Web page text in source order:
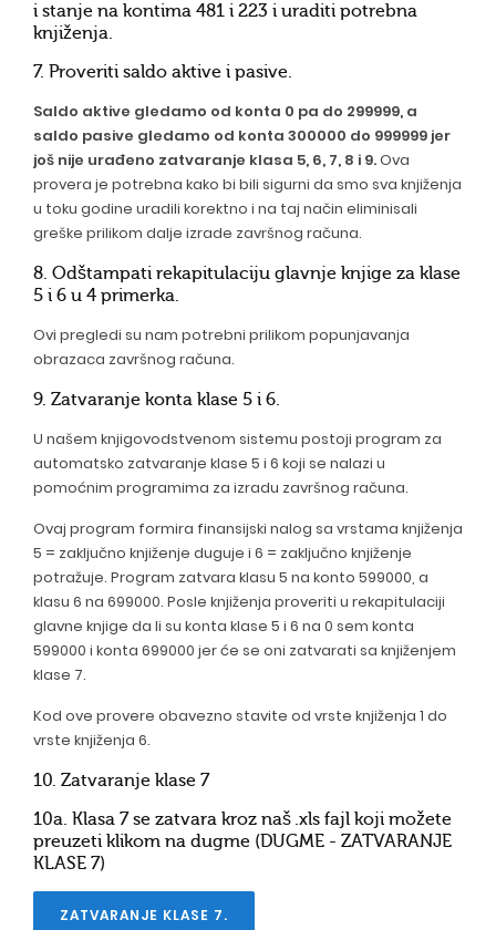
i stanje na kontima 481 i 223 i uraditi potrebna
knjiženja.
7. Proveriti saldo aktive i pasive.
Saldo aktive gledamo od konta 0 pa do 299999, a
saldo pasive gledamo od konta 300000 do 999999 jer
još nije urađeno zatvaranje klasa 5, 6, 7, 8 i 9.Ova
provera je potrebna kako bi bili sigurni da smo sva knjiženja
u toku godine uradili korektno i na taj način eliminisali
greške prilikom dalje izrade završnog računa.
8. Odštampati rekapitulaciju glavnje knjige za klase
5 i 6 u 4 primerka.
Ovi pregledi su nam potrebni prilikom popunjavanja
obrazaca završnog računa.
9. Zatvaranje konta klase 5 i 6.
U našem knjigovodstvenom sistemu postoji program za
automatsko zatvaranje klase 5 i 6 koji se nalazi u
pomoćnim programima za izradu završnog računa.
Ovaj program formira finansijski nalog sa vrstama knjiženja
5 = zaključno knjiženje duguje i 6 = zaključno knjiženje
potražuje. Program zatvara klasu 5 na konto 599000, a
klasu 6 na 699000. Posle knjiženja proveriti u rekapitulaciji
glavne knjige da li su konta klase 5 i 6 na 0 sem konta
599000 i konta 699000 jer će se oni zatvarati sa knjiženjem
klase 7.
Kod ove provere obavezno stavite od vrste knjiženja 1 do
vrste knjiženja 6.
10. Zatvaranje klase 7
10a. Klasa 7 se zatvara kroz naš .xls fajl koji možete
preuzeti klikom na dugme (DUGME - ZATVARANJE
KLASE 7)
ZATVARANJE KLASE 7.